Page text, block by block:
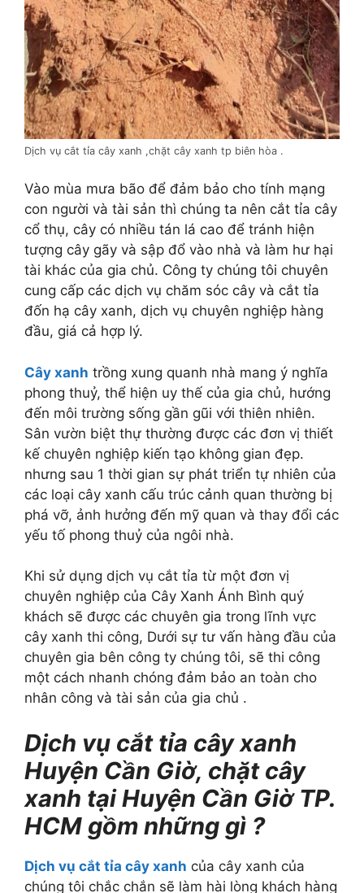
Dịch vụ cắt tỉa cây xanh ,chặt cây xanh tp biên hòa .
Vào mùa mưa bão để đảm bảo cho tính mạng
con người và tài sản thì chúng ta nên cắt tỉa cây
cổ thụ, cây có nhiều tán lá cao để tránh hiện
tượng cây gãy và sập đổ vào nhà và làm hư hại
tài khác của gia chủ. Công ty chúng tôi chuyên
cung cấp các dịch vụ chăm sóc cây và cắt tỉa
đốn hạ cây xanh, dịch vụ chuyên nghiệp hàng
đầu, giá cả hợp lý.
Cây xanh trồng xung quanh nhà mang ý nghĩa
phong thuỷ, thể hiện uy thế của gia chủ, hướng
đến môi trường sống gần gũi với thiên nhiên.
Sân vườn biệt thự thường được các đơn vị thiết
kế chuyên nghiệp kiến tạo không gian đẹp.
nhưng sau 1 thời gian sự phát triển tự nhiên của
các loại cây xanh cấu trúc cảnh quan thường bị
phá vỡ, ảnh hưởng đến mỹ quan và thay đổi các
yếu tố phong thuỷ của ngôi nhà.
Khi sử dụng dịch vụ cắt tỉa từ một đơn vị
chuyên nghiệp của Cây Xanh Ánh Bình quý
khách sẽ được các chuyên gia trong lĩnh vực
cây xanh thi công, Dưới sự tư vấn hàng đầu của
chuyên gia bên công ty chúng tôi, sẽ thi công
một cách nhanh chóng đảm bảo an toàn cho
nhân công và tài sản của gia chủ .
Dịch vụ cắt tỉa cây xanh
Huyện Cần Giờ, chặt cây
xanh tại Huyện Cần Giờ TP.
HCM gồm những gì ?
Dịch vụ cắt tỉa cây xanh của cây xanh của
chúng tôi chắc chắn sẽ làm hài lòng khách hàng